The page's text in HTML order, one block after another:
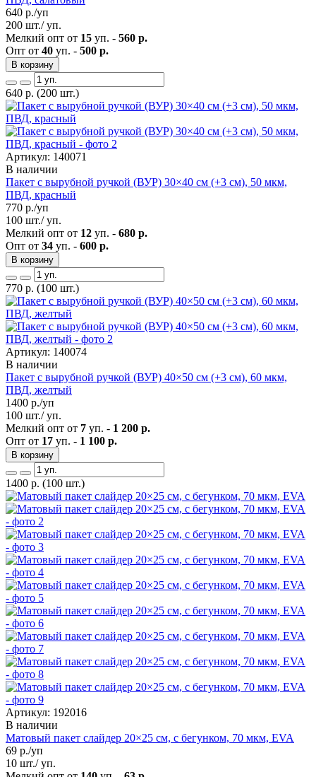
640 р./уп
200 шт./ уп.
Мелкий опт от 15 уп. - 560 р.
Опт от 40 уп. - 500 р.
В корзину
640 р. (200 шт.)
Артикул: 140071
В наличии
Пакет с вырубной ручкой (ВУР) 30×40 см (+3 см), 50 мкм,
ПВД, красный
770 р./уп
100 шт./ уп.
Мелкий опт от 12 уп. - 680 р.
Опт от 34 уп. - 600 р.
В корзину
770 р. (100 шт.)
Артикул: 140074
В наличии
Пакет с вырубной ручкой (ВУР) 40×50 см (+3 см), 60 мкм,
ПВД, желтый
1400 р./уп
100 шт./ уп.
Мелкий опт от 7 уп. - 1 200 р.
Опт от 17 уп. - 1 100 р.
В корзину
1400 р. (100 шт.)
Артикул: 192016
В наличии
Матовый пакет слайдер 20×25 см, с бегунком, 70 мкм, EVA
69 р./уп
10 шт./ уп.